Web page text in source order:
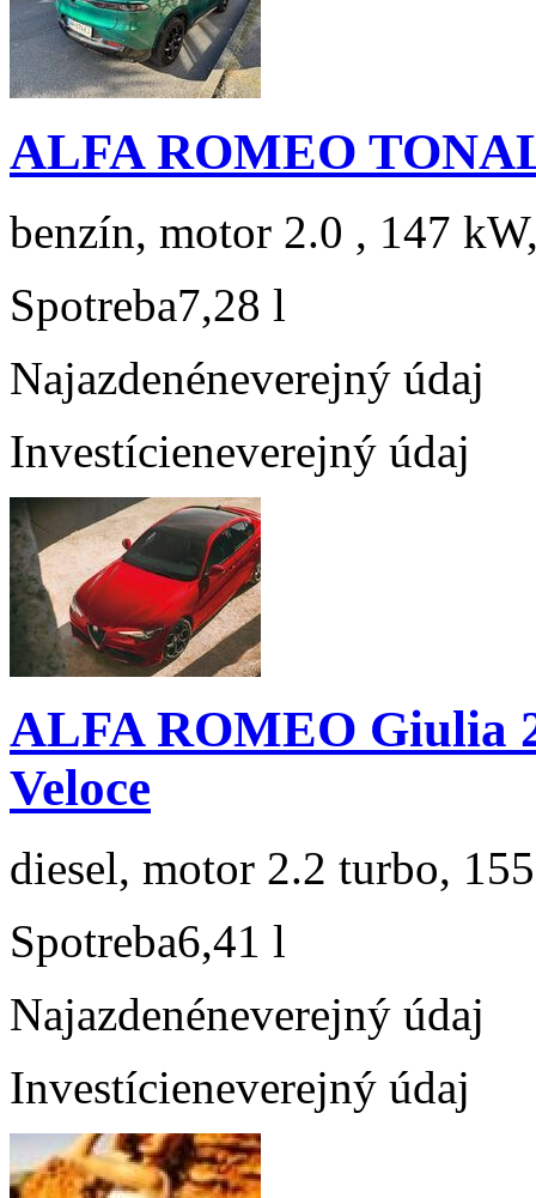
ALFA ROMEO
benzín, motor 2.0 , 147
Spotreba7,28 l
Najazdenéneverejný údaj
Investícieneverejný údaj
ALFA ROMEO Giulia
Veloce
diesel, motor 2.2 turbo,
Spotreba6,41 l
Najazdenéneverejný údaj
Investícieneverejný údaj